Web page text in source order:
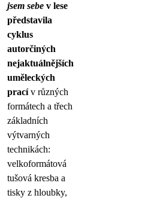
jsem sebe v lese
představila
cyklus
autorčiných
nejaktuálnějších
uměleckých
pracív různých
formátech a třech
základních
výtvarných
technikách:
velkoformátová
tušová kresba a
tisky z hloubky,